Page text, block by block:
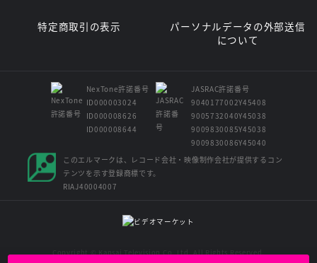
特定商取引の表示
パーソナルデータの外部送信
について
NexTone許諾番号
ID000003024
ID000008626
ID000008644
JASRAC許諾番号
9040177002Y45408
9005732040Y45038
9009830085Y45038
9009830086Y45040
このエルマークは、レコード会社・映像制作会社が提供するコン
テンツを示す登録商標です。
RIAJ40004007
Copyright © Kansai Television Co. Ltd. All Rights Reserved.